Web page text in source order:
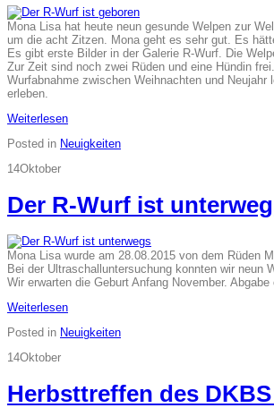
Mona Lisa hat heute neun gesunde Welpen zur
um die acht Zitzen. Mona geht es sehr gut. Es
Es gibt erste Bilder in der Galerie R-Wurf. Die
Zur Zeit sind noch zwei Rüden und eine Hündin
Wurfabnahme zwischen Weihnachten und
erleben.
Weiterlesen
Posted in Neuigkeiten
14Oktober
Der R-Wurf ist
Mona Lisa wurde am 28.08.2015 von dem Rüden
Bei der Ultraschalluntersuchung konnten wir neun
Wir erwarten die Geburt Anfang November.
Weiterlesen
Posted in Neuigkeiten
14Oktober
Herbsttreffen des